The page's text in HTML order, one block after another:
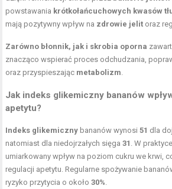
powstawania krótkołańcuchowych kwasów
mają pozytywny wpływ na zdrowie jelit oraz
Zarówno błonnik, jak i skrobia oporna
znacząco wspierać proces odchudzania,
oraz przyspieszając metabolizm
Jak indeks glikemiczny bananów
apetytu?
Indeks glikemiczny bananów wynosi51 dla
natomiast dla niedojrzałych sięga31 . W
umiarkowany wpływ na poziom cukru we krwi,
regulacji apetytu. Regularne spożywanie
ryzyko przytycia o około30%